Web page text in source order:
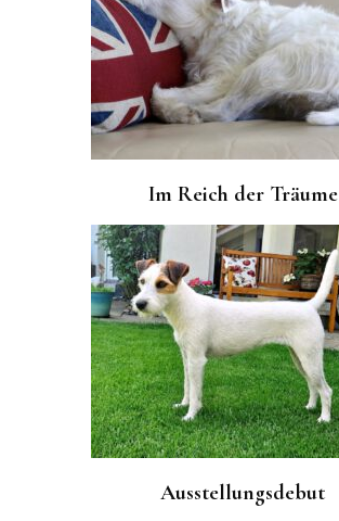
Im Reich der Träume
Ausstellungsdebut